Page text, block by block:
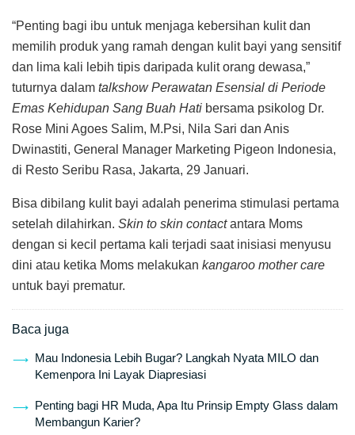
“Penting bagi ibu untuk menjaga kebersihan kulit dan
memilih produk yang ramah dengan kulit bayi yang sensitif
dan lima kali lebih tipis daripada kulit orang dewasa,”
tuturnya dalam talkshow Perawatan Esensial di Periode
Emas Kehidupan Sang Buah Hati bersama psikolog Dr.
Rose Mini Agoes Salim, M.Psi, Nila Sari dan Anis
Dwinastiti, General Manager Marketing Pigeon Indonesia,
di Resto Seribu Rasa, Jakarta, 29 Januari.
Bisa dibilang kulit bayi adalah penerima stimulasi pertama
setelah dilahirkan. Skin to skin contactantara Moms
dengan si kecil pertama kali terjadi saat inisiasi menyusu
dini atau ketika Moms melakukan kangaroo mother care
untuk bayi prematur.
Baca juga
Mau Indonesia Lebih Bugar? Langkah Nyata MILO dan
Kemenpora Ini Layak Diapresiasi
Penting bagi HR Muda, Apa Itu Prinsip Empty Glass dalam
Membangun Karier?